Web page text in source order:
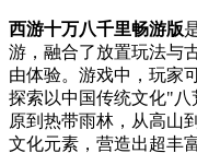
西游十万八千里畅游版
游，融合了放置玩法与
由体验。游戏中，玩家
探索以中国传统文化"
原到热带雨林，从高山
文化元素，营造出超丰